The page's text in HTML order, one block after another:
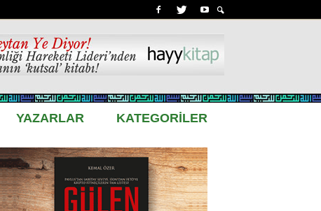
YAZARLAR KATEGORİLER